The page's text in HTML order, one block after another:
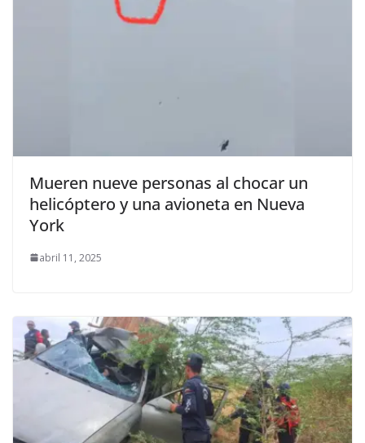
Mueren nueve personas al chocar un
helicóptero y una avioneta en Nueva
York
abril 11, 2025